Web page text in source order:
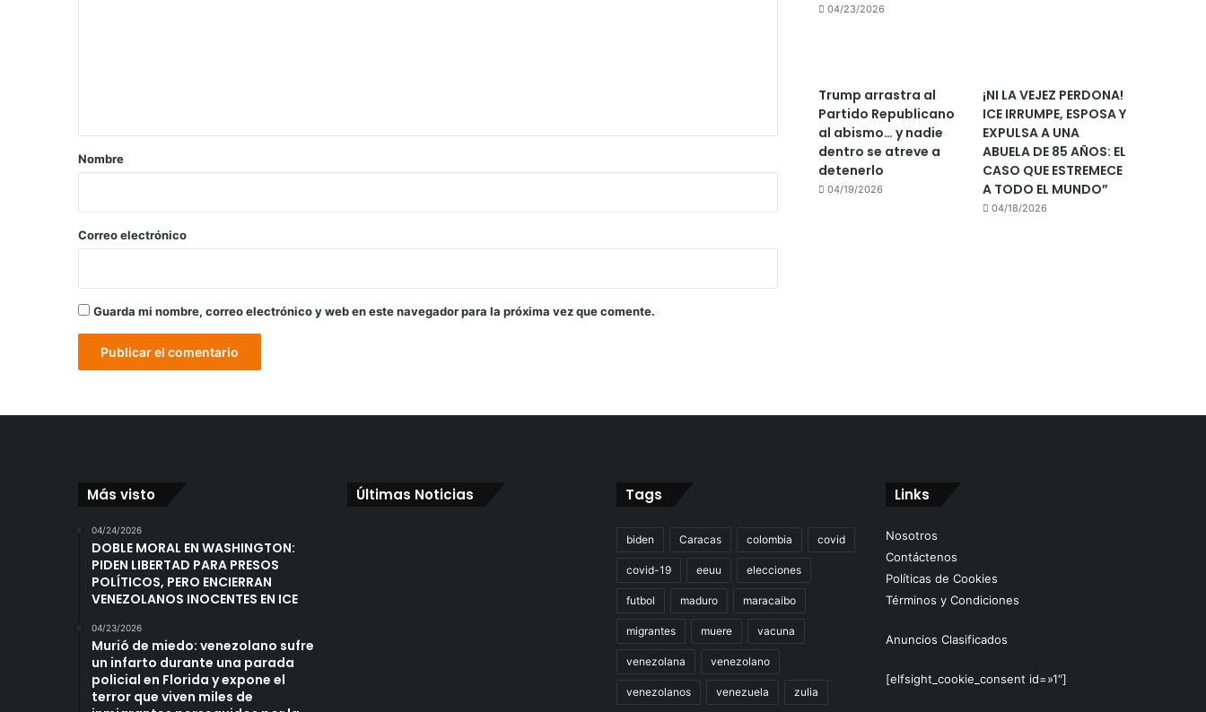
r
*
Nombre
Correo electrónico
Guarda mi nombre, correo electrónico y web en este navegador para la próxima vez que comente.
04/23/2026
Trump arrastra al
Partido Republicano
al abismo… y nadie
dentro se atreve a
detenerlo
04/19/2026
¡NI LA VEJEZ PERDONA!
ICE IRRUMPE, ESPOSA Y
EXPULSA A UNA
ABUELA DE 85 AÑOS: EL
CASO QUE ESTREMECE
A TODO EL MUNDO”
04/18/2026
Más visto
04/24/2026
DOBLE MORAL EN WASHINGTON:
PIDEN LIBERTAD PARA PRESOS
POLÍTICOS, PERO ENCIERRAN
VENEZOLANOS INOCENTES EN ICE
04/23/2026
Murió de miedo: venezolano sufre
un infarto durante una parada
policial en Florida y expone el
terror que viven miles de
Últimas Noticias Tags
biden Caracas colombia covid
covid-19 eeuu elecciones
futbol maduro maracaibo
migrantes muere vacuna
venezolana venezolano
venezolanos venezuela zulia
Links
Nosotros
Contáctenos
Políticas de Cookies
Términos y Condiciones
Anuncios Clasificados
[elfsight_cookie_consent id=»1″]